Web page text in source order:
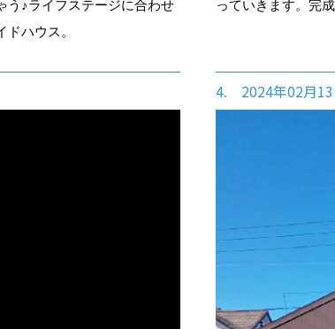
う♪ライフステージに合わせ
ハウス。
っていきます。完
4. 2024年02月13